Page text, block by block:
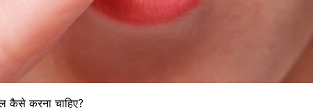
कैसे करना चाहिए?